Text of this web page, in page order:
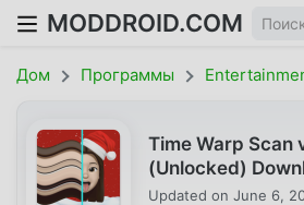
MODDROID.COM
Дом Программы
Time Warp Scan
(Unlocked)
Updated on June 6,